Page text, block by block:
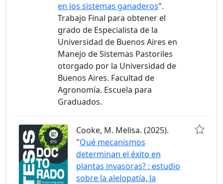
en los sistemas ganaderos".
Trabajo Final para obtener el
grado de Especialista de la
Universidad de Buenos Aires en
Manejo de Sistemas Pastoriles
otorgado por la Universidad de
Buenos Aires. Facultad de
Agronomía. Escuela para
Graduados.
Cooke, M. Melisa. (2025).
"Qué mecanismos
determinan el éxito en
plantas invasoras? : estudio
sobre la alelopatía, la